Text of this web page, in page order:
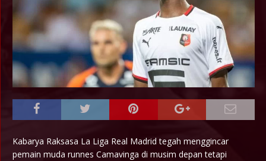
Kabarya Raksasa La Liga Real Madrid tegah menggincar
pemain muda runnes Camavinga di musim depan tetapi